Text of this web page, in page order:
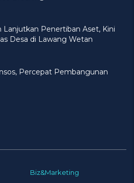
Lanjutkan Penertiban Aset, Kini
Desa di Lawang Wetan
Percepat Pembangunan
Biz&Marketing